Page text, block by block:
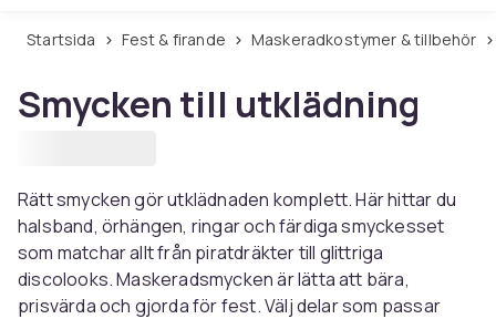
Startsida Fest & firande Maskeradkostymer & tillbehör
Smycken till utklädning
Rätt smycken gör utklädnaden komplett. Här hittar du
halsband, örhängen, ringar och färdiga smyckesset
som matchar allt från piratdräkter till glittriga
discolooks. Maskeradsmycken är lätta att bära,
prisvärda och gjorda för fest. Välj delar som passar